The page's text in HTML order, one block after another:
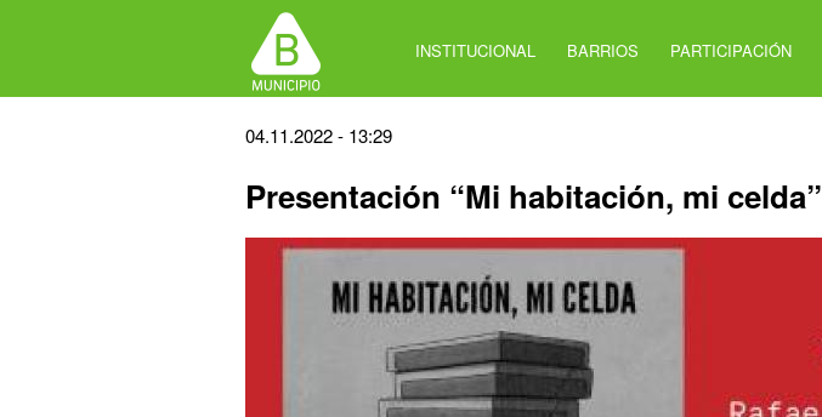
INSTITUCIONAL BARRIOS PARTICIPACIÓN
Back
top
04.11.2022 - 13:29
Presentación “Mi habitación, mi celda”